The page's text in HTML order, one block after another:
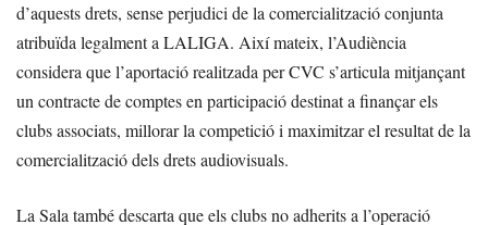
d’aquests drets, sense perjudici de la comercialització conjunta
atribuïda legalment a LALIGA. Així mateix, l’Audiència
considera que l’aportació realitzada per CVC s’articula mitjançant
un contracte de comptes en participació destinat a finançar els
clubs associats, millorar la competició i maximitzar el resultat de la
comercialització dels drets audiovisuals.
La Sala també descarta que els clubs no adherits a l’operació